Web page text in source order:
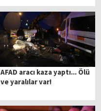
AFAD aracı kaza yaptı... Ölü
ve yaralılar var!